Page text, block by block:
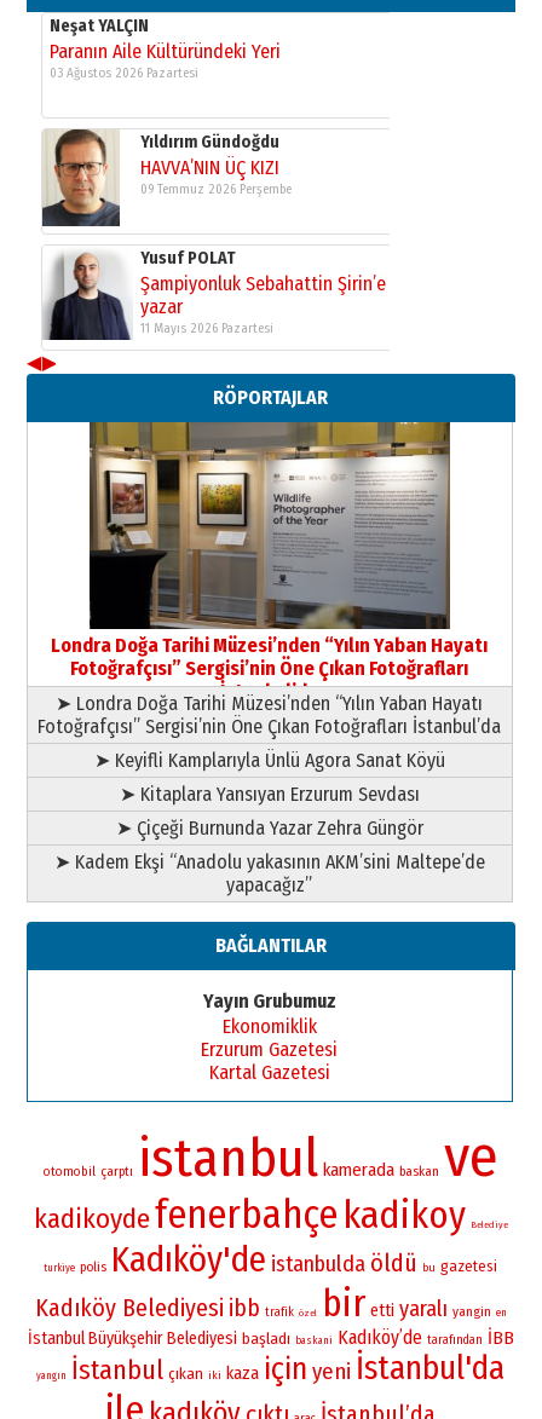
11 Mayıs 2026 Pazartesi
Neşat YALÇIN
Paranın Aile Kültüründeki Yeri
Yıldırım Gündoğdu
HAVVA’NIN ÜÇ KIZI
Yusuf POLAT
Şampiyonluk Sebahattin Şirin’e
yazar
◀▶
RÖPORTAJLAR
Londra Doğa Tarihi Müzesi’nden “Yılın Yaban Hayatı
Fotoğrafçısı” Sergisi’nin Öne Çıkan Fotoğrafları
İstanbul’da
➤ Londra Doğa Tarihi Müzesi’nden “Yılın Yaban Hayatı
Fotoğrafçısı” Sergisi’nin Öne Çıkan Fotoğrafları İstanbul’da
➤ Keyifli Kamplarıyla Ünlü Agora Sanat Köyü
➤ Kitaplara Yansıyan Erzurum Sevdası
➤ Çiçeği Burnunda Yazar Zehra Güngör
➤ Kadem Ekşi “Anadolu yakasının AKM’sini Maltepe’de
yapacağız”
BAĞLANTILAR
Yayın Grubumuz
Ekonomiklik
Erzurum Gazetesi
Kartal Gazetesi
otomobil çarptı istanbul kamerada baskan ve
kadikoydefenerbahçe kadikoy Belediye
turkiye polis Kadıköy'de istanbulda öldü bu gazetesi
Kadıköy Belediyesi ibb trafik özel bir etti yaralı yangin en
İstanbul Büyükşehir Belediyesi başladı baskani Kadıköy’de tarafından İBB
yangın İstanbul çıkan iki kaza için yeni İstanbul'da
ile